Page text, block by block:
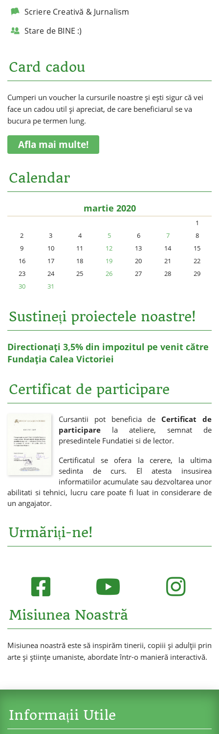
Scriere Creativă & Jurnalism
Stare de BINE :)
Card cadou
Cumperi un voucher la cursurile noastre și ești sigur că vei
face un cadou util și apreciat, de care beneficiarul se va
bucura pe termen lung.
Afla mai multe!
Calendar
martie 2020
1
2
3 4 5 6 7
8
9
10 11 12 13 14
15
16
17 18 19 20 21
22
23
24 25 26 27 28
29
30
31
Sustineți proiectele noastre!
Directionați 3,5% din impozitul pe venit către
Fundația Calea Victoriei
Certificat de participare
Cursantii pot beneficia de Certificat de
participare la ateliere, semnat de
presedintele Fundatiei si de lector.
Certificatul se ofera la cerere, la ultima
sedinta de curs. El atesta insusirea
informatiilor acumulate sau dezvoltarea unor
abilitati si tehnici, lucru care poate fi luat in considerare de
un angajator.
Urmăriți-ne!
Misiunea Noastră
Misiunea noastră este să inspirăm tinerii, copiii și adulții prin
arte și științe umaniste, abordate într-o manieră interactivă.
Informații Utile